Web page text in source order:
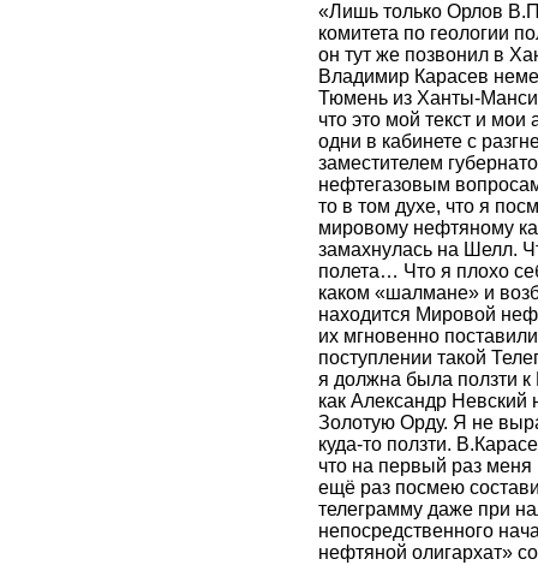
«Лишь только Орлов
комитета по геологии
он тут же позвонил в
Владимир Карасев
Тюмень из Ханты-
что это мой текст и
одни в кабинете с
заместителем
нефтегазовым
то в том духе, что я
мировому нефтяному
замахнулась на Шелл.
полета… Что я плохо
каком «шалмане» и
находится Мировой
их мгновенно
поступлении такой
я должна была ползти
как Александр
Золотую Орду. Я не
куда-то ползти.
что на первый раз
ещё раз посмею
телеграмму даже при
непосредственного
нефтяной олигархат»